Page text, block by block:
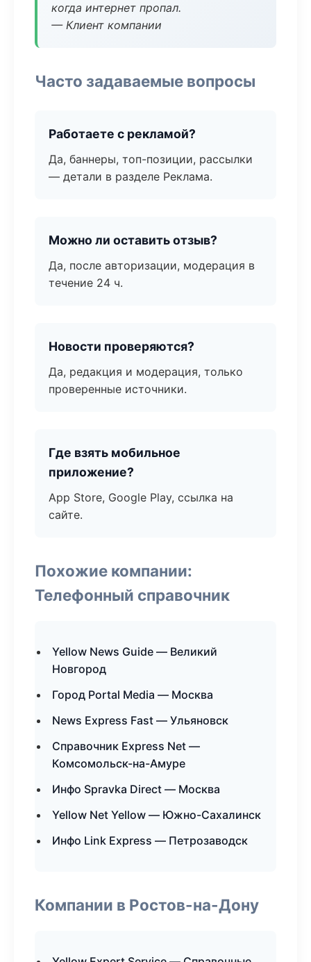
когда интернет пропал.
— Клиент компании
Часто задаваемые вопросы
Работаете с рекламой?
Да, баннеры, топ-позиции, рассылки
— детали в разделе Реклама.
Можно ли оставить отзыв?
Да, после авторизации, модерация в
течение 24 ч.
Новости проверяются?
Да, редакция и модерация, только
проверенные источники.
Где взять мобильное
приложение?
App Store, Google Play, ссылка на
сайте.
Похожие компании:
Телефонный справочник
Yellow News Guide — Великий
Новгород
Город Portal Media — Москва
News Express Fast — Ульяновск
Справочник Express Net —
Комсомольск-на-Амуре
Инфо Spravka Direct — Москва
Yellow Net Yellow — Южно-Сахалинск
Инфо Link Express — Петрозаводск
Компании в Ростов-на-Дону